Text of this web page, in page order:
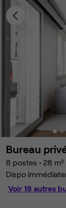
Bureau
8 postes • 28 m²
Dispo
Voir 18 autres